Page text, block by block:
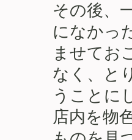
その後、
になかっ
ませてお
なく、と
うことに
店内を物